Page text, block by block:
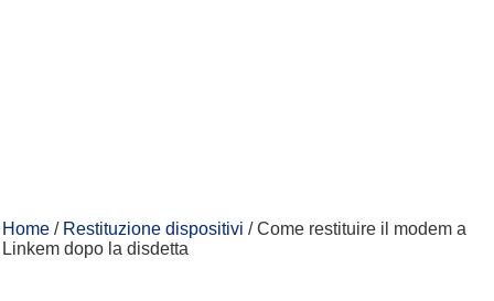
Home / Restituzione dispositivi /Come restituire il modem a
Linkem dopo la disdetta